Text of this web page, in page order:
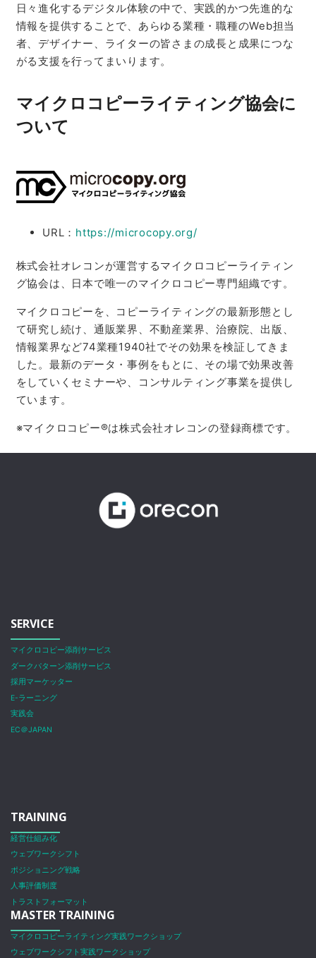
日々進化するデジタル体験の中で、実践的かつ先進的な
情報を提供することで、あらゆる業種・職種のWeb担当
者、デザイナー、ライターの皆さまの成長と成果につな
がる支援を行ってまいります。
マイクロコピーライティング協会に
ついて
URL： https://microcopy.org/
株式会社オレコンが運営するマイクロコピーライティン
グ協会は、日本で唯一のマイクロコピー専門組織です。
マイクロコピーを、コピーライティングの最新形態とし
て研究し続け、通販業界、不動産業界、治療院、出版、
情報業界など74業種1940社でその効果を検証してきま
した。最新のデータ・事例をもとに、その場で効果改善
をしていくセミナーや、コンサルティング事業を提供し
ています。
※マイクロコピー®は株式会社オレコンの登録商標です。
SERVICE
マイクロコピー添削サービス
ダークパターン添削サービス
採用マーケッター
E-ラーニング
実践会
EC＠JAPAN
TRAINING
経営仕組み化
ウェブワークシフト
ポジショニング戦略
人事評価制度
トラストフォーマット
MASTER TRAINING
マイクロコピーライティング実践ワークショップ
ウェブワークシフト実践ワークショップ